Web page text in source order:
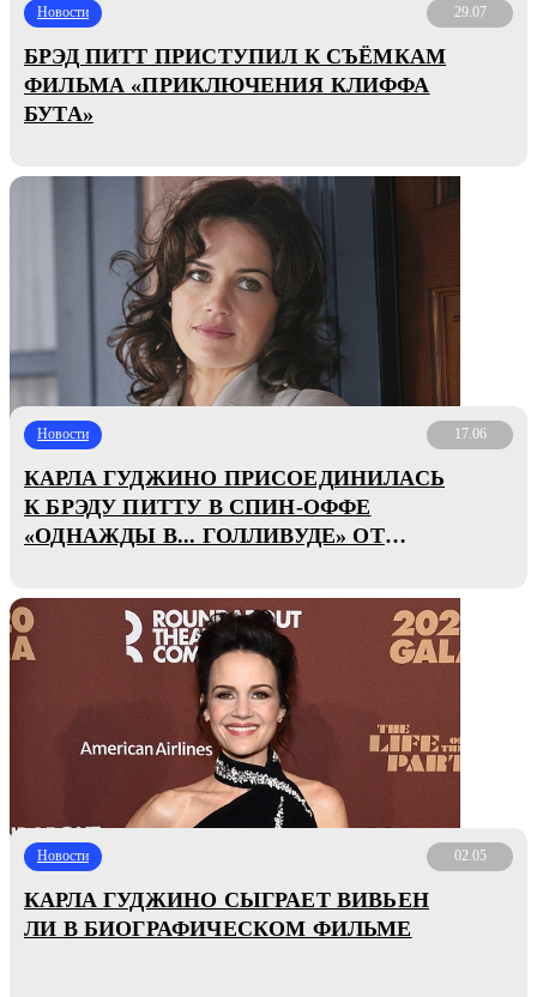
Новости 29.07
БРЭД ПИТТ ПРИСТУПИЛ К СЪЁМКАМ
ФИЛЬМА «ПРИКЛЮЧЕНИЯ КЛИФФА
БУТА»
Новости 17.06
КАРЛА ГУДЖИНО ПРИСОЕДИНИЛАСЬ
К БРЭДУ ПИТТУ В СПИН-ОФФЕ
«ОДНАЖДЫ В... ГОЛЛИВУДЕ» ОТ
Новости 02.05
КАРЛА ГУДЖИНО СЫГРАЕТ ВИВЬЕН
ЛИ В БИОГРАФИЧЕСКОМ ФИЛЬМЕ